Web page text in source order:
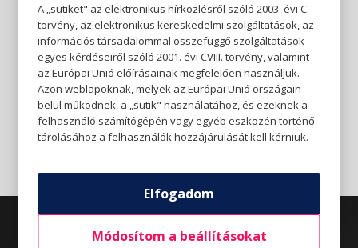
A „sütiket" az elektronikus hírközlésről szóló 2003. évi C.
törvény, az elektronikus kereskedelmi szolgáltatások, az
információs társadalommal összefüggő szolgáltatások
egyes kérdéseiről szóló 2001. évi CVIII. törvény, valamint
az Európai Unió előírásainak megfelelően használjuk.
Azon weblapoknak, melyek az Európai Unió országain
belül működnek, a „sütik" használatához, és ezeknek a
felhasználó számítógépén vagy egyéb eszközén történő
tárolásához a felhasználók hozzájárulását kell kérniük.
Elfogadom
Módosítom a beállításokat